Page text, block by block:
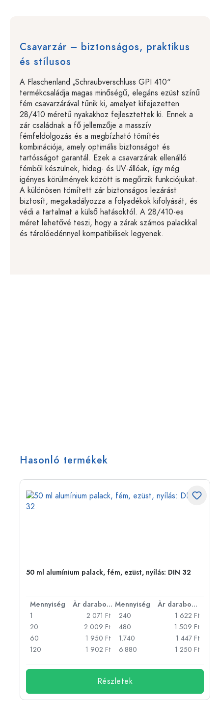
Csavarzár – biztonságos, praktikus
és stílusos
A Flaschenland „Schraubverschluss GPI 410“
termékcsaládja magas minőségű, elegáns ezüst színű
fém csavarzárával tűnik ki, amelyet kifejezetten
28/410 méretű nyakakhoz fejlesztettek ki. Ennek a
zár családnak a fő jellemzője a masszív
fémfeldolgozás és a megbízható tömítés
kombinációja, amely optimális biztonságot és
tartósságot garantál. Ezek a csavarzárak ellenálló
fémből készülnek, hideg- és UV-állóak, így még
igényes körülmények között is megőrzik funkciójukat.
A különösen tömített zár biztonságos lezárást
biztosít, megakadályozza a folyadékok kifolyását, és
védi a tartalmat a külső hatásoktól. A 28/410-es
méret lehetővé teszi, hogy a zárak számos palackkal
és tárolóedénnyel kompatibilisek legyenek.
Hasonló termékek
50 ml alumínium palack, fém, ezüst, nyílás: DIN 32
Mennyiség Ár darabonként Mennyiség
Ár darabonként
1
2 071 Ft
20
2 009 Ft
60
1 950 Ft
120
1 902 Ft
240
1 622 Ft
480
1 509 Ft
1.740
1 447 Ft
6.880
1 250 Ft
Részletek